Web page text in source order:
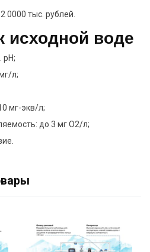
0000 тыс. рублей.
исходной воде
pH;
л;
мг-экв/л;
до 3 мг О2/л;